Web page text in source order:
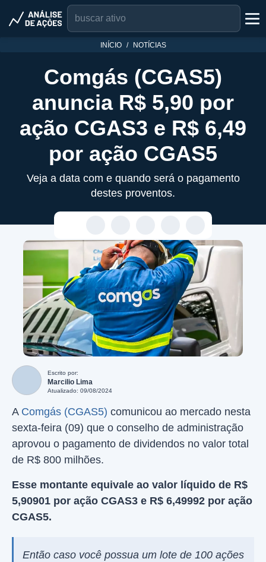
INÍCIO NOTÍCIAS
Comgás (CGAS5)
anuncia R$ 5,90 por
ação CGAS3 e R$ 6,49
por ação CGAS5
Veja a data com e quando será o pagamento
destes proventos.
Escrito por:
Marcilio Lima
Atualizado: 09/08/2024
A Comgás (CGAS5) comunicou ao mercado nesta
sexta-feira (09) que o conselho de administração
aprovou o pagamento de dividendos no valor total
de R$ 800 milhões.
Esse montante equivale ao valor líquido de R$
5,90901 por ação CGAS3 e R$ 6,49992 por ação
CGAS5.
Então caso você possua um lote de 100 ações